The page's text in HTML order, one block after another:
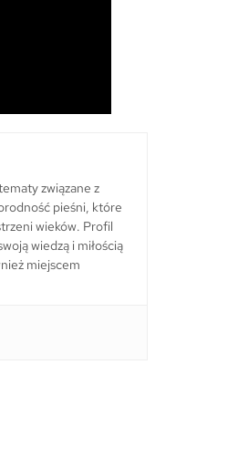
związane z
pieśni, które
wieków. Profil
wiedzą i miłością
miejscem